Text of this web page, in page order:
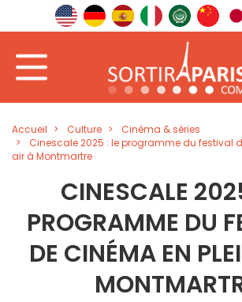
Accueil Culture
Cinéma & séries
Cinescale 2025 : le programme du festival
air à Montmartre
CINESCALE
PROGRAMME DU
DE CINÉMA EN